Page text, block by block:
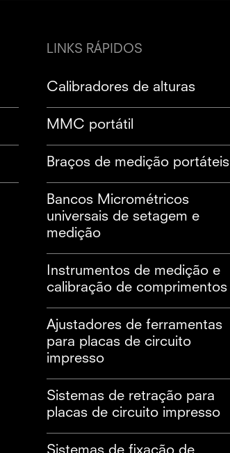
LINKS RÁPIDOS
Calibradores de alturas
MMC portátil
Braços de medição portáteis
Bancos Micrométricos
universais de setagem e
medição
Instrumentos de medição e
calibração de comprimentos
Ajustadores de ferramentas
para placas de circuito
impresso
Sistemas de retração para
placas de circuito impresso